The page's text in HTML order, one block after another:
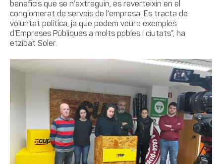
beneficis que se n’extreguin, es reverteixin en el
conglomerat de serveis de l’empresa. Es tracta de
voluntat política, ja que podem veure exemples
d’Empreses Públiques a molts pobles i ciutats”, ha
etzibat Soler.